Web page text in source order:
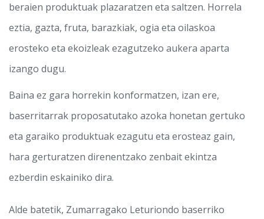
beraien produktuak plazaratzen eta saltzen. Horrela
eztia, gazta, fruta, barazkiak, ogia eta oilaskoa
erosteko eta ekoizleak ezagutzeko aukera aparta
izango dugu.
Baina ez gara horrekin konformatzen, izan ere,
baserritarrak proposatutako azoka honetan gertuko
eta garaiko produktuak ezagutu eta erosteaz gain,
hara gerturatzen direnentzako zenbait ekintza
ezberdin eskainiko dira.
Alde batetik, Zumarragako Leturiondo baserriko